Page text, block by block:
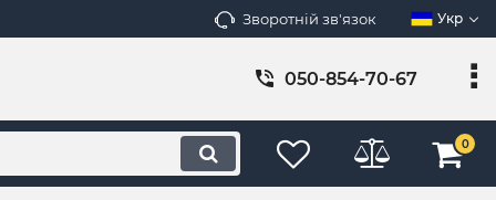
Зворотній зв'язок Укр
050-854-70-67
0